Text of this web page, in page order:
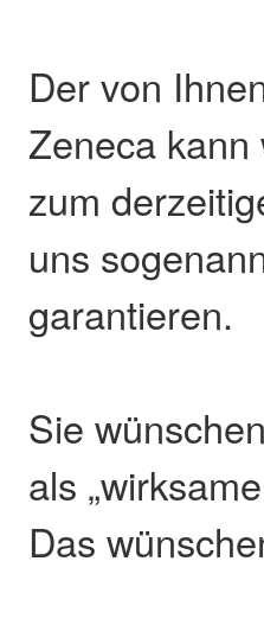
Der von
Zeneca
zum
uns
garantieren.
Sie
als
Das